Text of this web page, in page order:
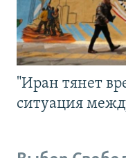
"Иран тянет
ситуация